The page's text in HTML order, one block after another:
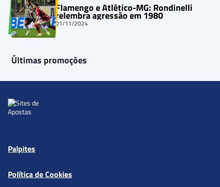
Flamengo e Atlético-MG: Rondinelli
relembra agressão em 1980
01/11/2024
Últimas promoções
Palpites
Política de Cookies